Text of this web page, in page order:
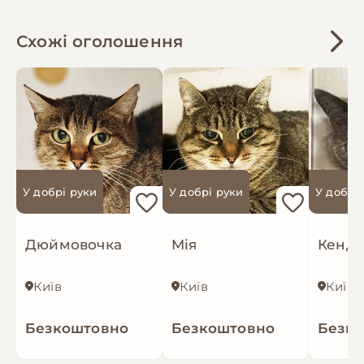
Схожі оголошення
У добрі руки
Дюймовочка
Київ
Безкоштовно
У добрі руки
Мія
Київ
Безкоштовно
У добрі
Кенді
Київ